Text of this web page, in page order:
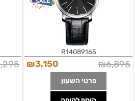
R14089165
₪6,895
₪3,150
פרטי השעון